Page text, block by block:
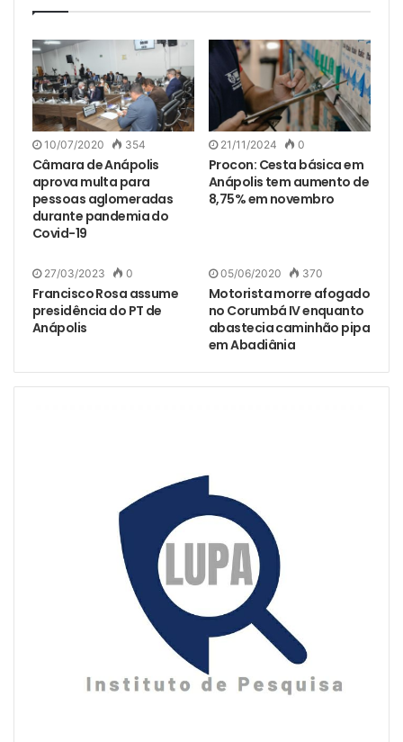
10/07/2020 354
Câmara de Anápolis
aprova multa para
pessoas aglomeradas
durante pandemia do
Covid-19
21/11/2024 0
Procon: Cesta básica em
Anápolis tem aumento de
8,75% em novembro
27/03/2023 0
Francisco Rosa assume
presidência do PT de
Anápolis
05/06/2020 370
Motorista morre afogado
no Corumbá IV enquanto
abastecia caminhão pipa
em Abadiânia